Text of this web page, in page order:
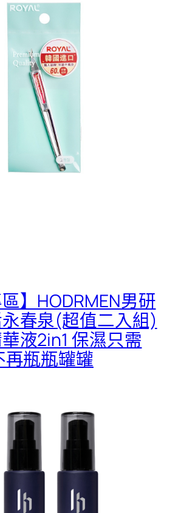
區】HODRMEN男研
春泉(超值二入組)
液2in1 保濕只需
再瓶瓶罐罐